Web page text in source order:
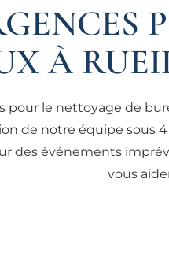
À
le nettoyage de
de notre équipe sous
des événements
vous